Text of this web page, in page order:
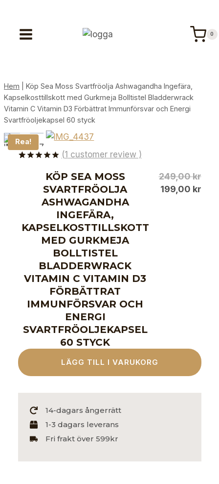
content
0
Hem
Köp Sea Moss Svartfröolja Ashwagandha Ingefära,
Kapselkosttillskott med Gurkmeja Bolltistel Bladderwrack
Vitamin C Vitamin D3 Förbättrat Immunförsvar och Energi
Svartfröoljekapsel 60 styck
Rea!
based
customer
(1 customer review )
KÖP SEA MOSS
SVARTFRÖOLJA
ASHWAGANDHA
INGEFÄRA,
KAPSELKOSTTILLSKOTT
MED GURKMEJA
BOLLTISTEL
BLADDERWRACK
VITAMIN C VITAMIN D3
FÖRBÄTTRAT
IMMUNFÖRSVAR OCH
ENERGI
SVARTFRÖOLJEKAPSEL
60 STYCK
249,00krDet
199,00 krDet
LÄGG TILL I VARUKORG
14-dagars ångerrätt
1-3 dagars leverans
Fri frakt över 599kr